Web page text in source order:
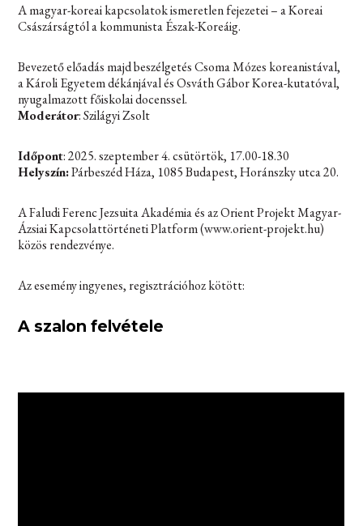
A magyar-koreai kapcsolatok ismeretlen fejezetei – a Koreai
Császárságtól a kommunista Észak-Koreáig.
Bevezető előadás majd beszélgetés Csoma Mózes koreanistával,
a Károli Egyetem dékánjával és Osváth Gábor Korea-kutatóval,
nyugalmazott főiskolai docenssel.
Moderátor: Szilágyi Zsolt
Időpont: 2025. szeptember 4. csütörtök, 17.00-18.30
Helyszín:Párbeszéd Háza, 1085 Budapest, Horánszky utca 20.
A Faludi Ferenc Jezsuita Akadémia és az Orient Projekt Magyar-
Ázsiai Kapcsolattörténeti Platform (www.orient-projekt.hu)
közös rendezvénye.
Az esemény ingyenes, regisztrációhoz kötött:
A szalon felvétele